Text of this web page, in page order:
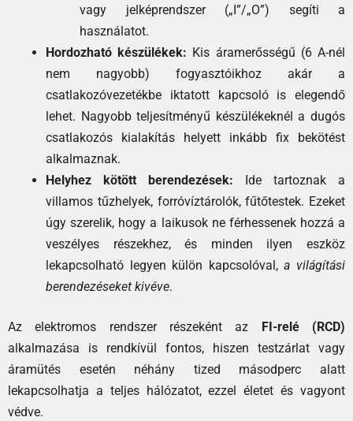
vagy jelképrendszer („I”/„O”) segíti a
használatot.
Hordozható készülékek: Kis áramerősségű (6 A-nél
nem nagyobb) fogyasztóikhoz akár a
csatlakozóvezetékbe iktatott kapcsoló is elegendő
lehet. Nagyobb teljesítményű készülékeknél a dugós
csatlakozós kialakítás helyett inkább fix bekötést
alkalmaznak.
Helyhez kötött berendezések: Ide tartoznak a
villamos tűzhelyek, forróvíztárolók, fűtőtestek. Ezeket
úgy szerelik, hogy a laikusok ne férhessenek hozzá a
veszélyes részekhez, és minden ilyen eszköz
lekapcsolható legyen külön kapcsolóval,a világítási
berendezéseket kivéve.
Az elektromos rendszer részeként az FI-relé (RCD)
alkalmazása is rendkívül fontos, hiszen testzárlat vagy
áramütés esetén néhány tized másodperc alatt
lekapcsolhatja a teljes hálózatot, ezzel életet és vagyont
védve.